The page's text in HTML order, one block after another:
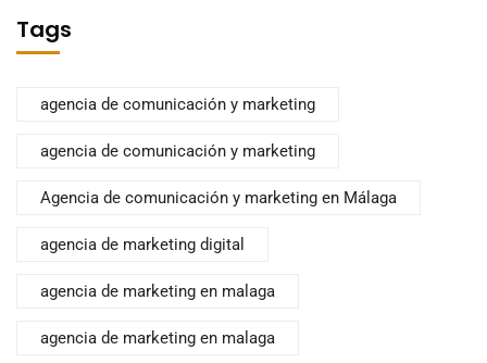
Tags
agencia de comunicación y marketing
agencia de comunicación y marketing
Agencia de comunicación y marketing en Málaga
agencia de marketing digital
agencia de marketing en malaga
agencia de marketing en malaga